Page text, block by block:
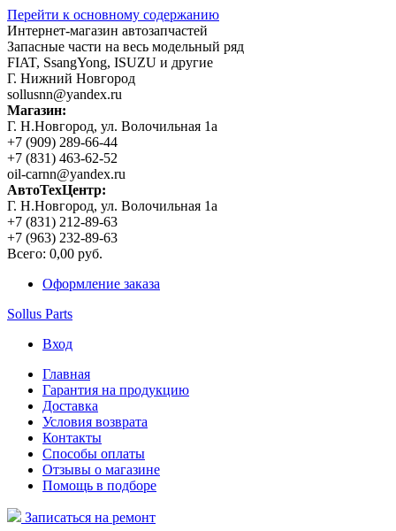
Перейти к основному содержанию
Интернет-магазин автозапчастей
Запасные части на весь модельный ряд
FIAT, SsangYong, ISUZU и другие
Г. Нижний Новгород
sollusnn@yandex.ru
Магазин:
Г. Н.Новгород, ул. Волочильная 1а
+7 (909) 289-66-44
+7 (831) 463-62-52
oil-carnn@yandex.ru
АвтоТехЦентр:
Г. Н.Новгород, ул. Волочильная 1а
+7 (831) 212-89-63
+7 (963) 232-89-63
Всего: 0,00 руб.
Оформление заказа
Sollus Parts
Вход
Главная
Гарантия на продукцию
Доставка
Условия возврата
Контакты
Способы оплаты
Отзывы о магазине
Помощь в подборе
Записаться на ремонт